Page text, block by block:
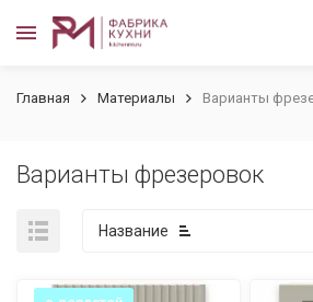
Главная Материалы Варианты
Варианты фрезеровок
Название